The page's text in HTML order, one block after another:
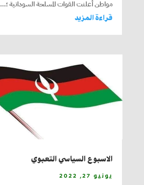
مواطن أعلنت القوات المسلحة السودانية ؛...
قراءة المزيد
الاسبوع السياسي التعبوي
يونيو 27, 2022